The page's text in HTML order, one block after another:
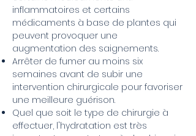
inflammatoires et certains
médicaments à base de plantes qui
peuvent provoquer une
augmentation des saignements.
Arrêter de fumer au moins six
semaines avant de subir une
intervention chirurgicale pour favoriser
une meilleure guérison.
Quel que soit le type de chirurgie à
effectuer, l'hydratation est très